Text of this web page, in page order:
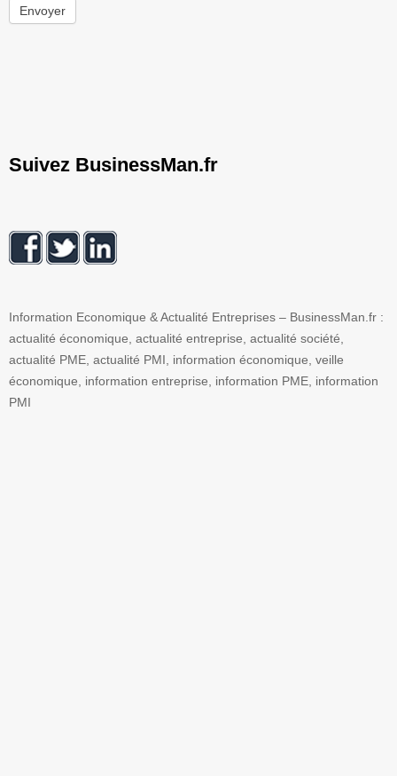
Envoyer
Suivez BusinessMan.fr
Information Economique & Actualité Entreprises – BusinessMan.fr :
actualité économique, actualité entreprise, actualité société,
actualité PME, actualité PMI, information économique, veille
économique, information entreprise, information PME, information
PMI